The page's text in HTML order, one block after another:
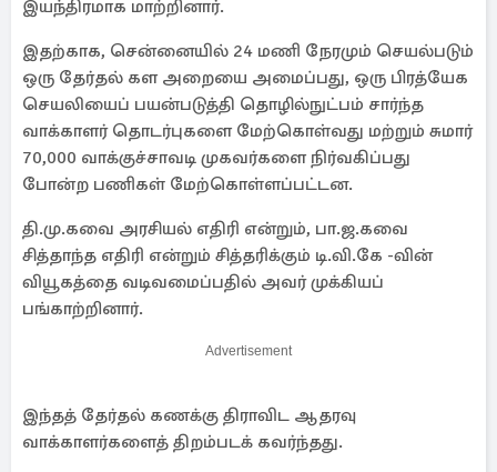
இயந்திரமாக மாற்றினார்.
இதற்காக, சென்னையில் 24 மணி நேரமும் செயல்படும்
ஒரு தேர்தல் கள அறையை அமைப்பது, ஒரு பிரத்யேக
செயலியைப் பயன்படுத்தி தொழில்நுட்பம் சார்ந்த
வாக்காளர் தொடர்புகளை மேற்கொள்வது மற்றும் சுமார்
70,000 வாக்குச்சாவடி முகவர்களை நிர்வகிப்பது
போன்ற பணிகள் மேற்கொள்ளப்பட்டன.
தி.மு.கவை அரசியல் எதிரி என்றும், பா.ஜ.கவை
சித்தாந்த எதிரி என்றும் சித்தரிக்கும் டி.வி.கே -வின்
வியூகத்தை வடிவமைப்பதில் அவர் முக்கியப்
பங்காற்றினார்.
Advertisement
இந்தத் தேர்தல் கணக்கு திராவிட ஆதரவு
வாக்காளர்களைத் திறம்படக் கவர்ந்தது.